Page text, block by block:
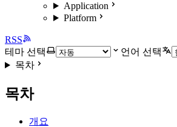
Application
Platform
RSS
테마 선택
언어 선택
목차
목차
개요